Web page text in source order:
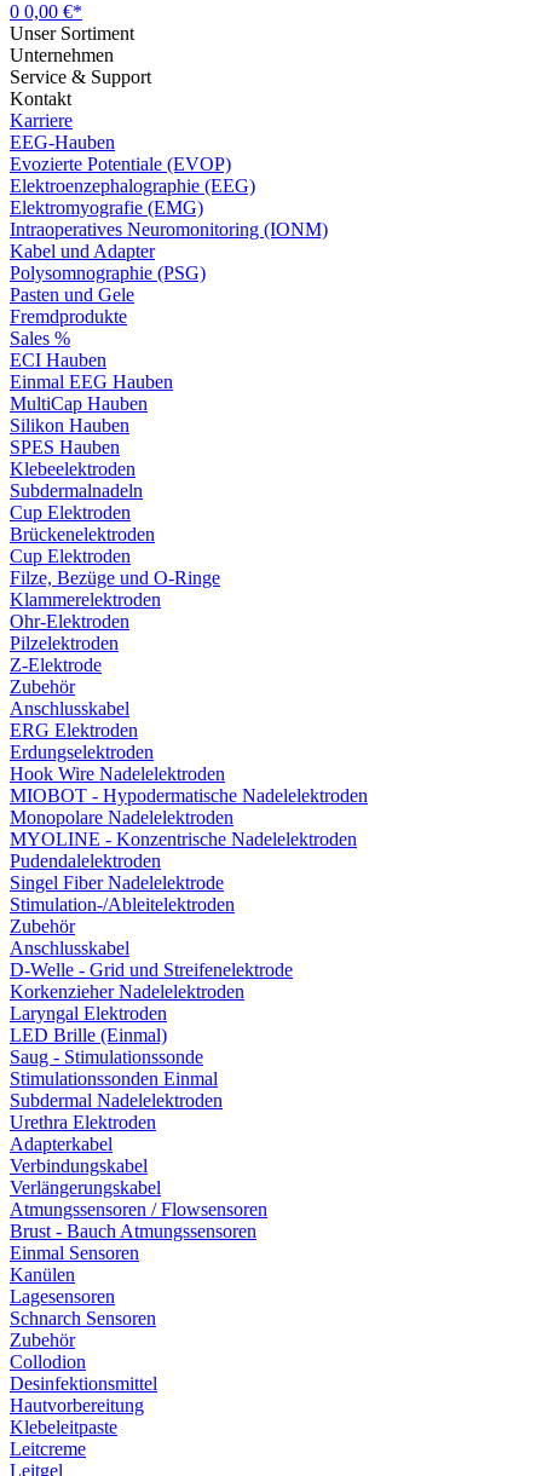
0 0,00 €*
Unser Sortiment
Unternehmen
Service & Support
Kontakt
Karriere
EEG-Hauben
Evozierte Potentiale (EVOP)
Elektroenzephalographie (EEG)
Elektromyografie (EMG)
Intraoperatives Neuromonitoring (IONM)
Kabel und Adapter
Polysomnographie (PSG)
Pasten und Gele
Fremdprodukte
Sales %
ECI Hauben
Einmal EEG Hauben
MultiCap Hauben
Silikon Hauben
SPES Hauben
Klebeelektroden
Subdermalnadeln
Cup Elektroden
Brückenelektroden
Cup Elektroden
Filze, Bezüge und O-Ringe
Klammerelektroden
Ohr-Elektroden
Pilzelektroden
Z-Elektrode
Zubehör
Anschlusskabel
ERG Elektroden
Erdungselektroden
Hook Wire Nadelelektroden
MIOBOT - Hypodermatische Nadelelektroden
Monopolare Nadelelektroden
MYOLINE - Konzentrische Nadelelektroden
Pudendalelektroden
Singel Fiber Nadelelektrode
Stimulation-/Ableitelektroden
Zubehör
Anschlusskabel
D-Welle - Grid und Streifenelektrode
Korkenzieher Nadelelektroden
Laryngal Elektroden
LED Brille (Einmal)
Saug - Stimulationssonde
Stimulationssonden Einmal
Subdermal Nadelelektroden
Urethra Elektroden
Adapterkabel
Verbindungskabel
Verlängerungskabel
Atmungssensoren / Flowsensoren
Brust - Bauch Atmungssensoren
Einmal Sensoren
Kanülen
Lagesensoren
Schnarch Sensoren
Zubehör
Collodion
Desinfektionsmittel
Hautvorbereitung
Klebeleitpaste
Leitcreme
Leitgel